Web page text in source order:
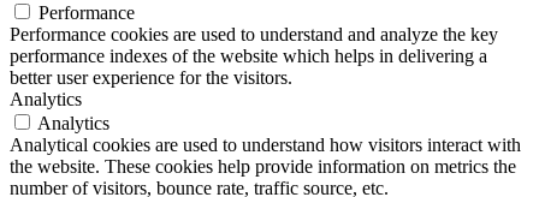
Performance
Performance cookies are used to understand and analyze the key
performance indexes of the website which helps in delivering a
better user experience for the visitors.
Analytics
Analytics
Analytical cookies are used to understand how visitors interact with
the website. These cookies help provide information on metrics the
number of visitors, bounce rate, traffic source, etc.